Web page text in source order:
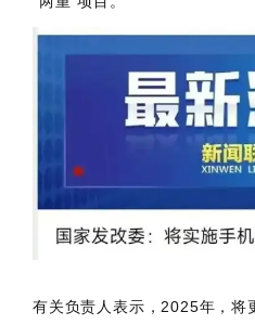
有关负责人表示，2025年，